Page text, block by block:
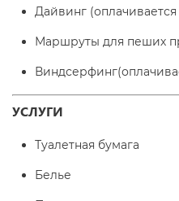
Дайвинг
Маршруты для пеших
УСЛУГИ
Туалетная бумага
Белье